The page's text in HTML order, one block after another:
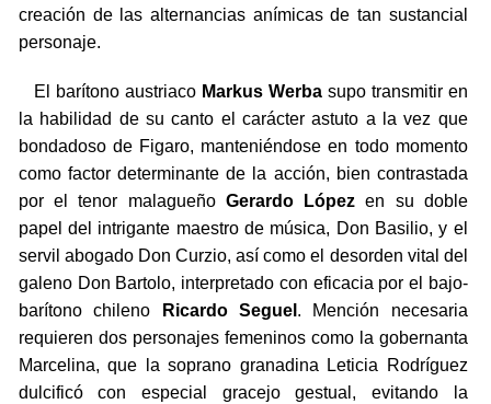
creación de las alternancias anímicas de tan sustancial
personaje.
El barítono austriaco Markus Werba supo transmitir en
la habilidad de su canto el carácter astuto a la vez que
bondadoso de Figaro, manteniéndose en todo momento
como factor determinante de la acción, bien contrastada
por el tenor malagueño Gerardo López en su doble
papel del intrigante maestro de música, Don Basilio, y el
servil abogado Don Curzio, así como el desorden vital del
galeno Don Bartolo, interpretado con eficacia por el bajo-
barítono chileno
Ricardo Seguel . Mención necesaria
requieren dos personajes femeninos como la gobernanta
Marcelina, que la soprano granadina Leticia Rodríguez
dulcificó con especial gracejo gestual, evitando la